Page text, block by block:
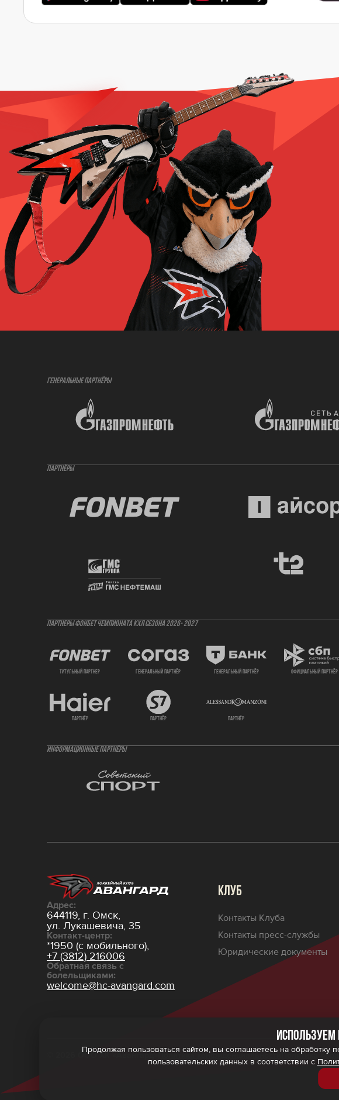
ГЕНЕРАЛЬНЫЕ ПАРТНЁРЫ
ПАРТНЁРЫ
ПАРТНЕРЫ ФОНБЕТ ЧЕМПИОНАТА КХЛ СЕЗОНА 2026- 2027
титульный партнер генеральный партнёр генеральный партнёр официальный партнёр
партнёр партнёр партнёр
ИНФОРМАЦИОННЫЕ ПАРТНЁРЫ
Адрес:
644119, г. Омск,
ул. Лукашевича, 35
Контакт-центр:
*1950 (с мобильного),
+7 (3812) 216006
Обратная связь с
болельщиками:
welcome@hc-avangard.com
КЛУБ
Контакты Клуба
Контакты пресс-службы
Юридические документы
© 2026 ООО ХК «Авангард»Политика конфиденциальностиПолитика
Продолжая пользоваться сайтом, вы соглашаетесь на обработку
пользовательских данных в соответствии с